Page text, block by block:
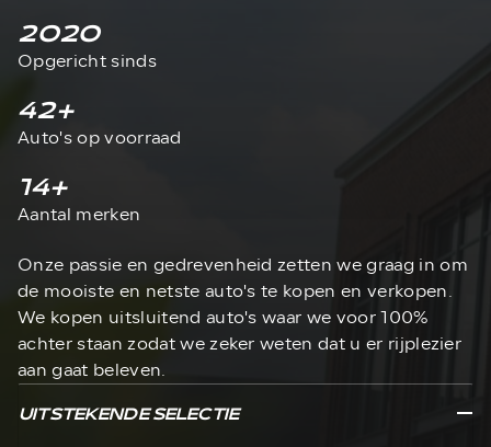
2020
Opgericht sinds
42+
Auto's op voorraad
14+
Aantal merken
Onze passie en gedrevenheid zetten we graag in om
de mooiste en netste auto's te kopen en verkopen.
We kopen uitsluitend auto's waar we voor 100%
achter staan zodat we zeker weten dat u er rijplezier
aan gaat beleven.
UITSTEKENDE SELECTIE